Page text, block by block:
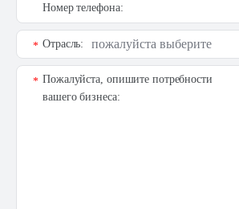
Номер телефона:
Отрасль:
*
Пожалуйста, опишите потребности
вашего бизнеса:
*